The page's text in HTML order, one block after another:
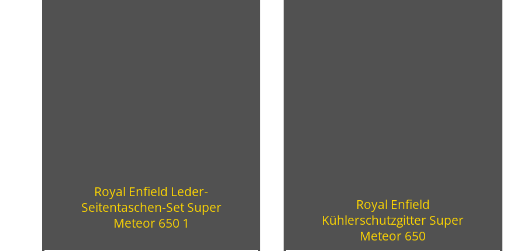
Royal Enfield Leder-
Seitentaschen-Set Super
Meteor 650 1
Royal Enfield
Kühlerschutzgitter Super
Meteor 650